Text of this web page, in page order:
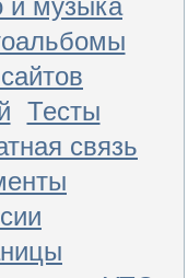
и музыка
Тесты
связь